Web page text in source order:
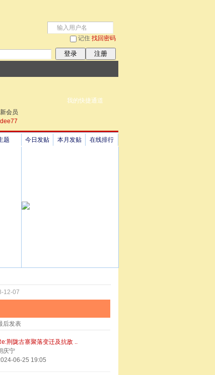
记住 找回密码
登录 注册
我的快捷通道
新会员
dee77
题 今日发贴 本月发贴
在线排行
12-07
后发表
荆陇古寨聚落变迁及抗敌 ..
庆宁
06-25 19:05